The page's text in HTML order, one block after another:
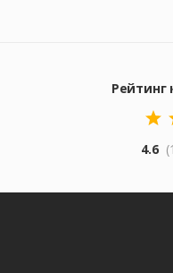
Рейтинг
4.6